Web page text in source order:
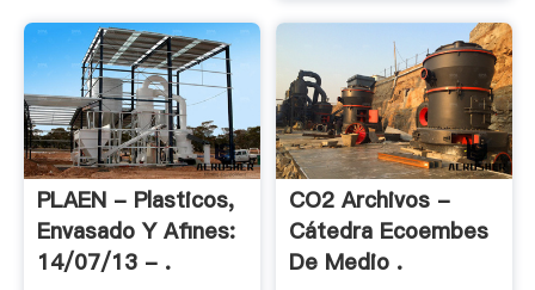
PLAEN - Plasticos,
Envasado Y Afines:
14/07/13 - .
CO2 Archivos -
Cátedra Ecoembes
De Medio .